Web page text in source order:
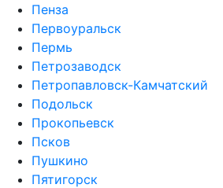
Пенза
Первоуральск
Пермь
Петрозаводск
Петропавловск-Камчатский
Подольск
Прокопьевск
Псков
Пушкино
Пятигорск